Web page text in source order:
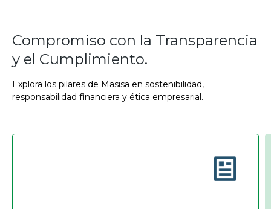
Compromiso con la Transparencia
y el Cumplimiento.
Explora los pilares de Masisa en sostenibilidad,
responsabilidad financiera y ética empresarial.